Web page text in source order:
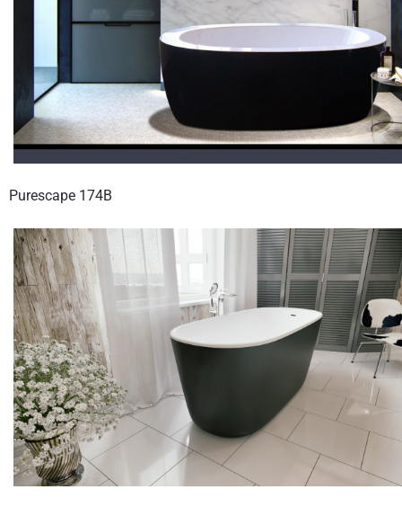
Purescape 174B